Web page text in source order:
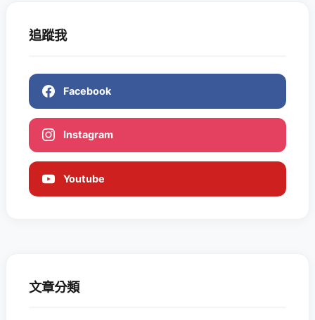
追蹤我
Facebook
Instagram
Youtube
文章分類